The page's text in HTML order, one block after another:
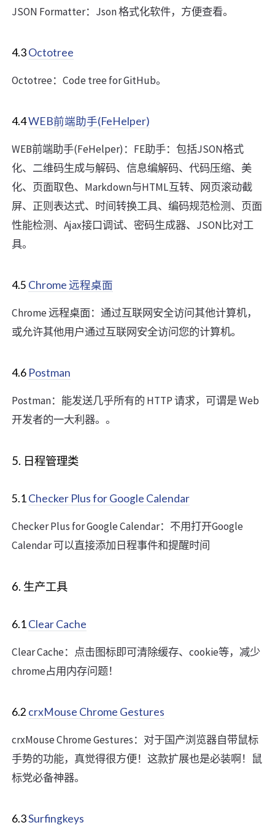
JSON Formatter：Json 格式化软件，方便查看。
4.3Octotree
Octotree：Code tree for GitHub。
4.4WEB前端助手(FeHelper)
WEB前端助手(FeHelper)：FE助手：包括JSON格式
化、二维码生成与解码、信息编解码、代码压缩、美
化、页面取色、Markdown与HTML互转、网页滚动截
屏、正则表达式、时间转换工具、编码规范检测、页面
性能检测、Ajax接口调试、密码生成器、JSON比对工
具。
4.5 Chrome 远程桌面
Chrome 远程桌面：通过互联网安全访问其他计算机，
或允许其他用户通过互联网安全访问您的计算机。
4.6 Postman
Postman：能发送几乎所有的 HTTP 请求，可谓是 Web
开发者的一大利器。。
5. 日程管理类
5.1Checker Plus for Google Calendar
Checker Plus for Google Calendar：不用打开Google
Calendar 可以直接添加日程事件和提醒时间
6. 生产工具
6.1Clear Cache
Clear Cache：点击图标即可清除缓存、cookie等，减少
chrome占用内存问题！
6.2 crxMouse Chrome Gestures
crxMouse Chrome Gestures：对于国产浏览器自带鼠标
手势的功能，真觉得很方便！这款扩展也是必装啊！鼠
标党必备神器。
6.3Surfingkeys